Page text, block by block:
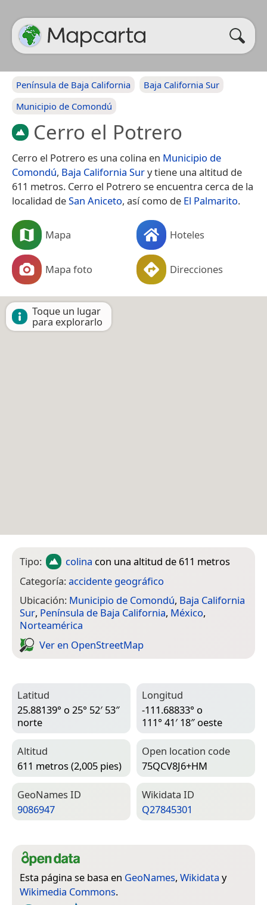
Península de Baja California
Baja California Sur
Municipio de Comondú
Cerro el Potrero
Cerro el Potrero es una colina en Municipio de
Comondú, Baja California Sury tiene una altitud de
611 metros. Cerro el Potrero se encuentra cerca de la
localidad deSan Aniceto, así como de El Palmarito.
Mapa Hoteles
Mapa foto Direcciones
Toque un lugar
para explorarlo
Tipo: colina con una altitud de 611 metros
Categoría:accidente geográfico
Ubicación: Municipio de Comondú, Baja California
Sur, Península de Baja California, México,
Norteamérica
Ver en Open­Street­Map
Latitud
25.88139° o 25° 52′ 53″
norte
Longitud
-111.68833° o
111° 41′ 18″ oeste
Altitud
611 metros (2,005 pies)
Open location code
75QCV8J6+HM
Geo­Names ID
9086947
Wiki­data ID
Q27845301
Esta página se basa en GeoNames, Wikidata y
Wikimedia Commons.